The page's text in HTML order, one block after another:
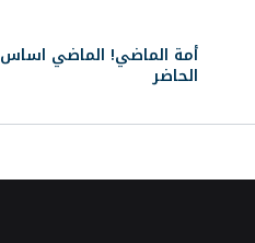
أمة الماضي! الماضي اساس
الحاضر